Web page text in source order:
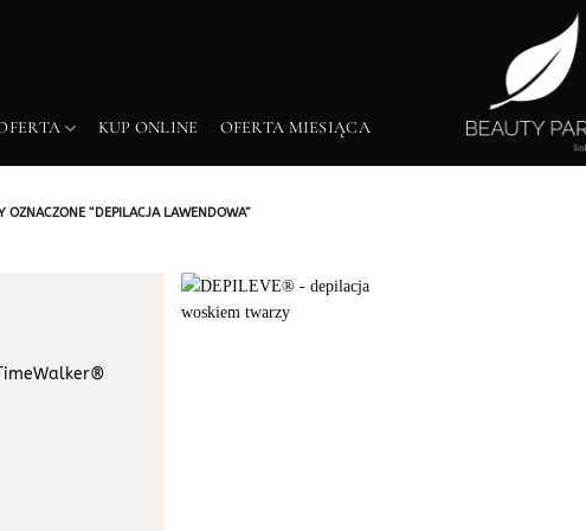
KUP ONLINE OFERTA MIESIĄCA
OZNACZONE “DEPILACJA LAWENDOWA”